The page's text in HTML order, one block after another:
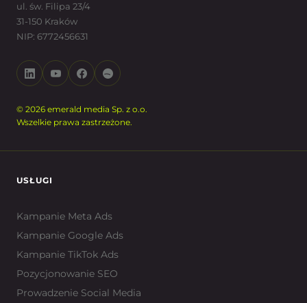
ul. św. Filipa 23/4
31-150 Kraków
NIP: 6772456631
© 2026 emerald media Sp. z o.o.
Wszelkie prawa zastrzeżone.
USŁUGI
Kampanie Meta Ads
Kampanie Google Ads
Kampanie TikTok Ads
Pozycjonowanie SEO
Prowadzenie Social Media